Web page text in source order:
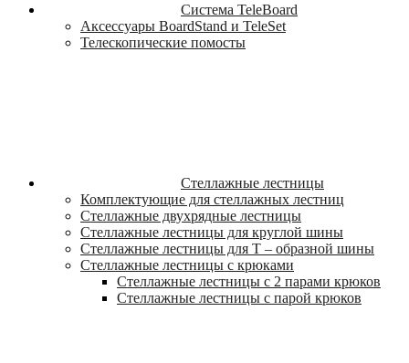
Система TeleBoard
Аксессуары BoardStand и TeleSet
Телескопические помосты
Стеллажные лестницы
Комплектующие для стеллажных лестниц
Стеллажные двухрядные лестницы
Стеллажные лестницы для круглой шины
Стеллажные лестницы для Т – образной шины
Стеллажные лестницы с крюками
Стеллажные лестницы c 2 парами крюков
Стеллажные лестницы с парой крюков